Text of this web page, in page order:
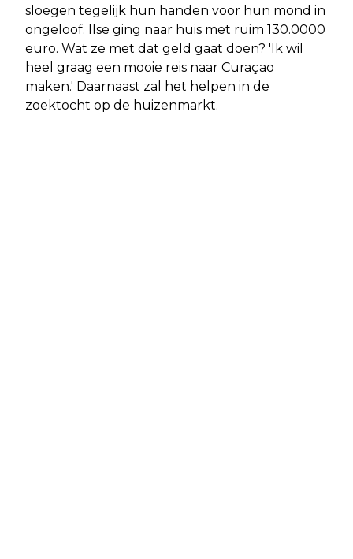
sloegen tegelijk hun handen voor hun mond in
ongeloof. Ilse ging naar huis met ruim 130.0000
euro. Wat ze met dat geld gaat doen? 'Ik wil
heel graag een mooie reis naar Curaçao
maken.' Daarnaast zal het helpen in de
zoektocht op de huizenmarkt.